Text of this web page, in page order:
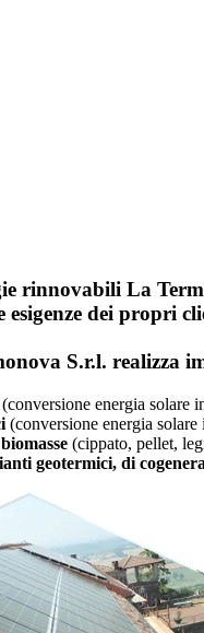
rinnovabili La
esigenze dei propri
S.r.l. realizza
(conversione energia solare
(conversione energia
(cippato, pellet,
geotermici, di